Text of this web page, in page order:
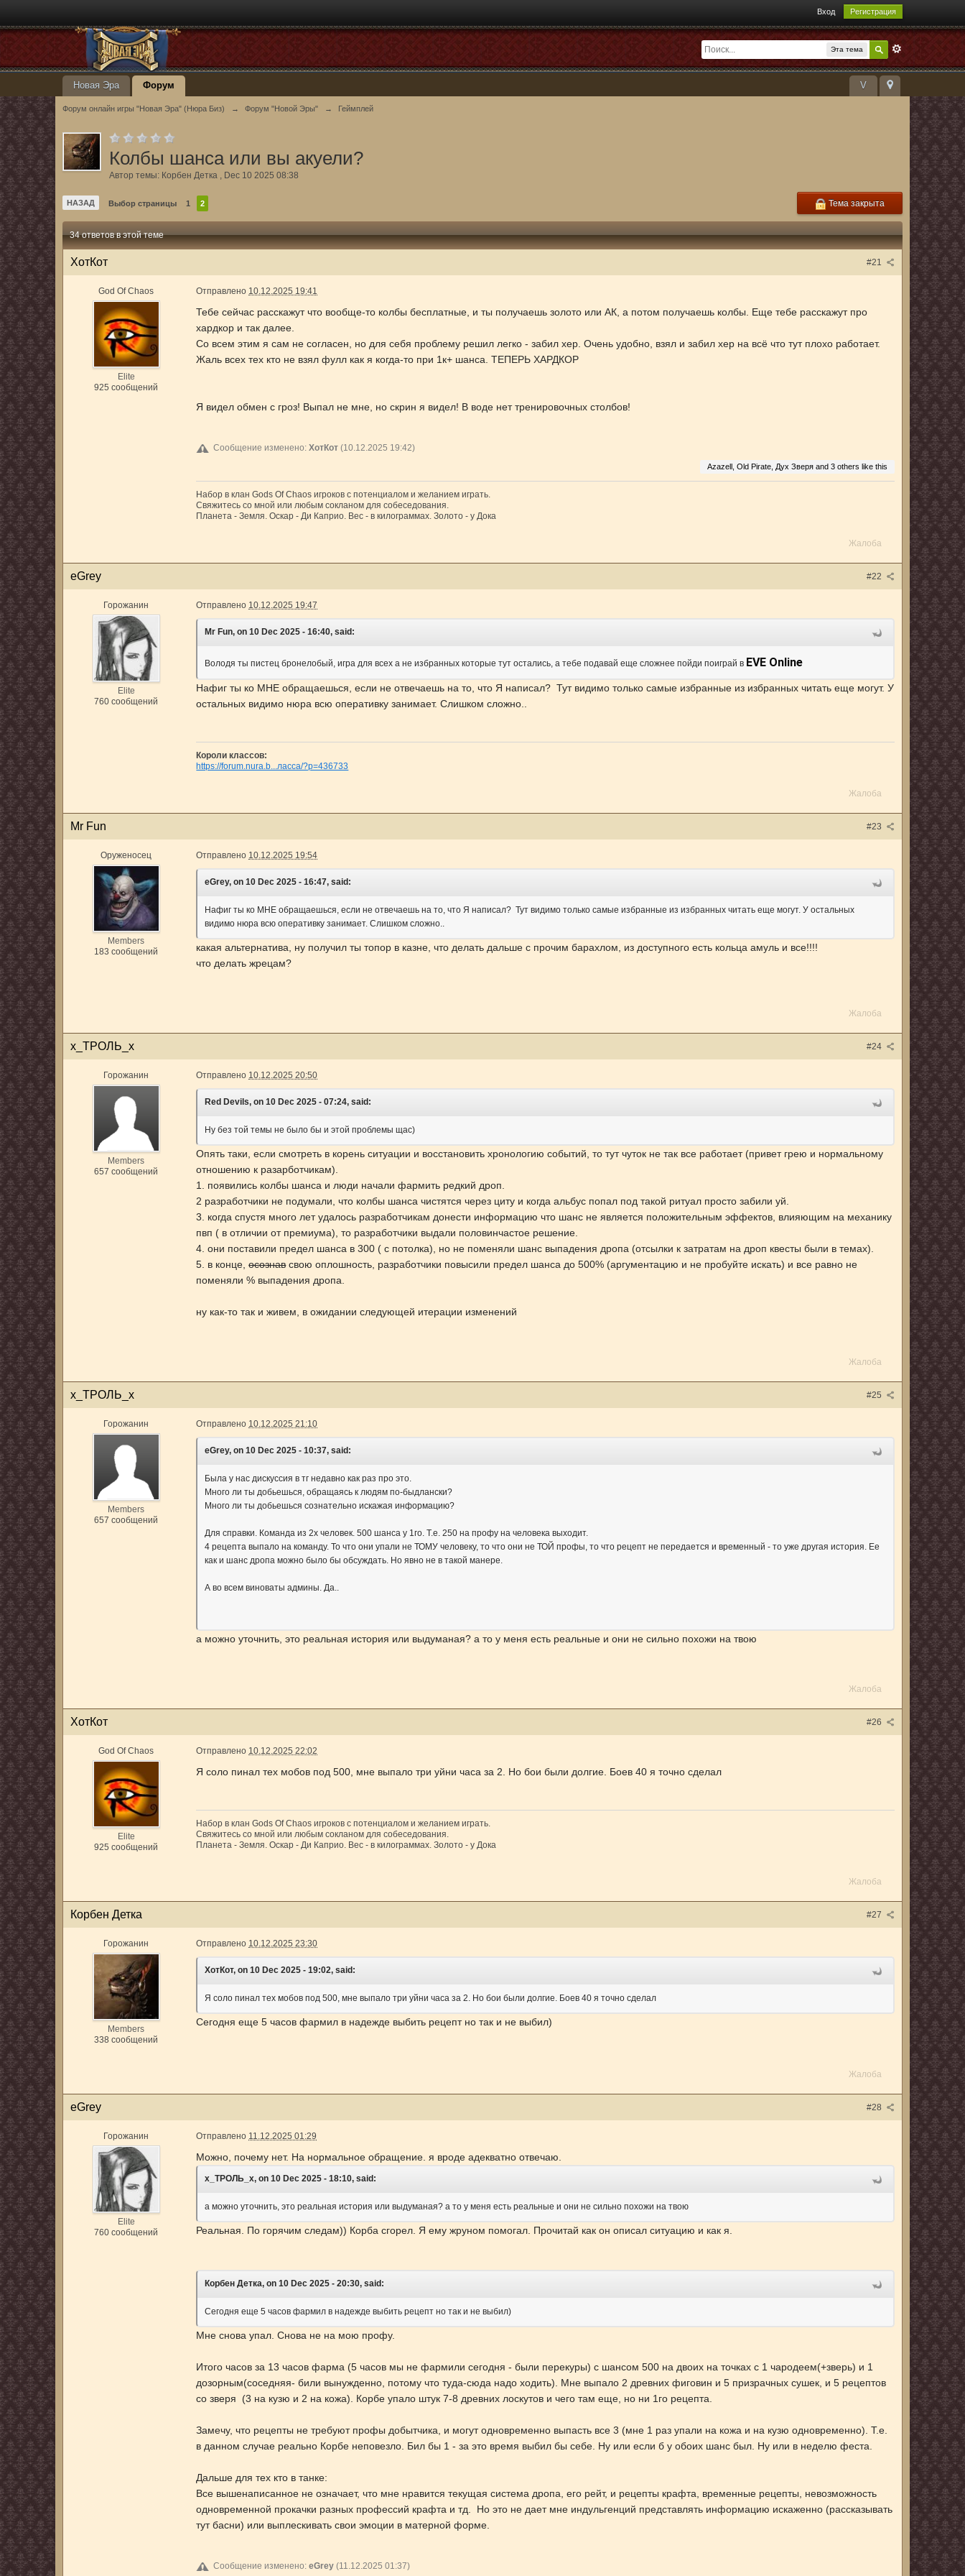
Вход Регистрация
Эта тема
V
Новая Эра Форум
Форум онлайн игры "Новая Эра" (Нюра Биз) → Форум "Новой Эры" → Геймплей
Колбы шанса или вы акуели?
Автор темы: Корбен Детка , Dec 10 2025 08:38
НАЗАД Выбор страницы 1 2 Тема закрыта
34 ответов в этой теме
#21
ХотКот
God Of Chaos
Elite
925 сообщений
Отправлено 10.12.2025 19:41
Тебе сейчас расскажут что вообще-то колбы бесплатные, и ты получаешь золото или АК, а потом получаешь колбы. Еще тебе расскажут про
хардкор и так далее.
Со всем этим я сам не согласен, но для себя проблему решил легко - забил хер. Очень удобно, взял и забил хер на всё что тут плохо работает.
Жаль всех тех кто не взял фулл как я когда-то при 1к+ шанса. ТЕПЕРЬ ХАРДКОР
Я видел обмен с гроз! Выпал не мне, но скрин я видел! В воде нет тренировочных столбов!
Сообщение изменено:ХотКот (10.12.2025 19:42)
Azazell, Old Pirate, Дух Зверя and 3 others like this
Набор в клан Gods Of Chaos игроков с потенциалом и желанием играть.
Свяжитесь со мной или любым сокланом для собеседования.
Планета - Земля. Оскар - Ди Каприо. Вес - в килограммах. Золото - у Дока
Жалоба
#22
eGrey
Горожанин
Elite
760 сообщений
Отправлено 10.12.2025 19:47
Mr Fun, on 10 Dec 2025 - 16:40, said:
Володя ты пистец бронелобый, игра для всех а не избранных которые тут остались, а тебе подавай еще сложнее пойди поиграй в EVE Online
Нафиг ты ко МНЕ обращаешься, если не отвечаешь на то, что Я написал? Тут видимо только самые избранные из избранных читать еще могут. У
остальных видимо нюра всю оперативку занимает. Слишком сложно..
Короли классов:
https://forum.nura.b...ласса/?p=436733
Жалоба
#23
Mr Fun
Оруженосец
Members
183 сообщений
Отправлено 10.12.2025 19:54
eGrey, on 10 Dec 2025 - 16:47, said:
Нафиг ты ко МНЕ обращаешься, если не отвечаешь на то, что Я написал? Тут видимо только самые избранные из избранных читать еще могут. У остальных
видимо нюра всю оперативку занимает. Слишком сложно..
какая альтернатива, ну получил ты топор в казне, что делать дальше с прочим барахлом, из доступного есть кольца амуль и все!!!!
что делать жрецам?
Жалоба
#24
х_ТРОЛЬ_х
Горожанин
Members
657 сообщений
Отправлено 10.12.2025 20:50
Red Devils, on 10 Dec 2025 - 07:24, said:
Ну без той темы не было бы и этой проблемы щас)
Опять таки, если смотреть в корень ситуации и восстановить хронологию событий, то тут чуток не так все работает (привет грею и нормальному
отношению к разарботчикам).
1. появились колбы шанса и люди начали фармить редкий дроп.
2 разработчики не подумали, что колбы шанса чистятся через циту и когда альбус попал под такой ритуал просто забили уй.
3. когда спустя много лет удалось разработчикам донести информацию что шанс не является положительным эффектов, влияющим на механику
пвп ( в отличии от премиума), то разработчики выдали половинчастое решение.
4. они поставили предел шанса в 300 ( с потолка), но не поменяли шанс выпадения дропа (отсылки к затратам на дроп квесты были в темах).
5. в конце,осознавсвою оплошность, разработчики повысили предел шанса до 500% (аргументацию и не пробуйте искать) и все равно не
поменяли % выпадения дропа.
ну как-то так и живем, в ожидании следующей итерации изменений
Жалоба
#25
х_ТРОЛЬ_х
Горожанин
Members
657 сообщений
Отправлено 10.12.2025 21:10
eGrey, on 10 Dec 2025 - 10:37, said:
Была у нас дискуссия в тг недавно как раз про это.
Много ли ты добьешься, обращаясь к людям по-быдлански?
Много ли ты добьешься сознательно искажая информацию?
Для справки. Команда из 2х человек. 500 шанса у 1го. Т.е. 250 на профу на человека выходит.
4 рецепта выпало на команду. То что они упали не ТОМУ человеку, то что они не ТОЙ профы, то что рецепт не передается и временный - то уже другая история. Ее
как и шанс дропа можно было бы обсуждать. Но явно не в такой манере.
А во всем виноваты админы. Да..
а можно уточнить, это реальная история или выдуманая? а то у меня есть реальные и они не сильно похожи на твою
Жалоба
#26
ХотКот
God Of Chaos
Elite
925 сообщений
Отправлено 10.12.2025 22:02
Я соло пинал тех мобов под 500, мне выпало три уйни часа за 2. Но бои были долгие. Боев 40 я точно сделал
Набор в клан Gods Of Chaos игроков с потенциалом и желанием играть.
Свяжитесь со мной или любым сокланом для собеседования.
Планета - Земля. Оскар - Ди Каприо. Вес - в килограммах. Золото - у Дока
Жалоба
#27
Корбен Детка
Горожанин
Members
338 сообщений
Отправлено 10.12.2025 23:30
ХотКот, on 10 Dec 2025 - 19:02, said:
Я соло пинал тех мобов под 500, мне выпало три уйни часа за 2. Но бои были долгие. Боев 40 я точно сделал
Сегодня еще 5 часов фармил в надежде выбить рецепт но так и не выбил)
Жалоба
#28
eGrey
Горожанин
Elite
760 сообщений
Отправлено 11.12.2025 01:29
Можно, почему нет. На нормальное обращение. я вроде адекватно отвечаю.
х_ТРОЛЬ_х, on 10 Dec 2025 - 18:10, said:
а можно уточнить, это реальная история или выдуманая? а то у меня есть реальные и они не сильно похожи на твою
Реальная. По горячим следам)) Корба сгорел. Я ему жруном помогал. Прочитай как он описал ситуацию и как я.
Корбен Детка, on 10 Dec 2025 - 20:30, said:
Сегодня еще 5 часов фармил в надежде выбить рецепт но так и не выбил)
Мне снова упал. Снова не на мою профу.
Итого часов за 13 часов фарма (5 часов мы не фармили сегодня - были перекуры) с шансом 500 на двоих на точках с 1 чародеем(+зверь) и 1
дозорным(соседняя- били вынужденно, потому что туда-сюда надо ходить). Мне выпало 2 древних фиговин и 5 призрачных сушек, и 5 рецептов
со зверя (3 на кузю и 2 на кожа). Корбе упало штук 7-8 древних лоскутов и чего там еще, но ни 1го рецепта.
Замечу, что рецепты не требуют профы добытчика, и могут одновременно выпасть все 3 (мне 1 раз упали на кожа и на кузю одновременно). Т.е.
в данном случае реально Корбе неповезло. Бил бы 1 - за это время выбил бы себе. Ну или если б у обоих шанс был. Ну или в неделю феста.
Дальше для тех кто в танке:
Все вышенаписанное не означает, что мне нравится текущая система дропа, его рейт, и рецепты крафта, временные рецепты, невозможность
одновременной прокачки разных профессий крафта и тд. Но это не дает мне индульгенций представлять информацию искаженно (рассказывать
тут басни) или выплескивать свои эмоции в матерной форме.
Сообщение изменено:eGrey (11.12.2025 01:37)